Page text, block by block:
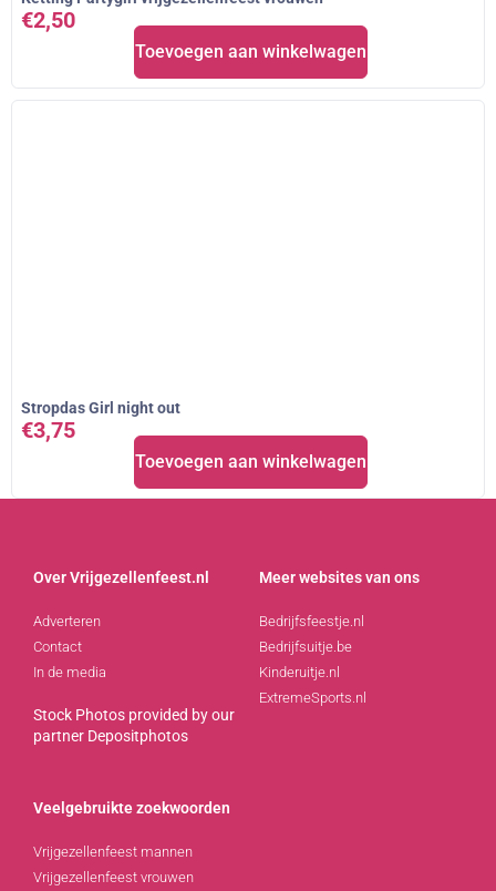
€2,50
Toevoegen aan winkelwagen
Stropdas Girl night out
€3,75
Toevoegen aan winkelwagen
Over Vrijgezellenfeest.nl
Adverteren
Contact
In de media
Stock Photos provided by our
partner Depositphotos
Meer websites van ons
Bedrijfsfeestje.nl
Bedrijfsuitje.be
Kinderuitje.nl
ExtremeSports.nl
Veelgebruikte zoekwoorden
Vrijgezellenfeest mannen
Vrijgezellenfeest vrouwen